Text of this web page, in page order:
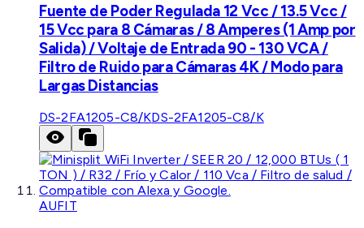
Fuente de Poder Regulada 12 Vcc / 13.5 Vcc /
15 Vcc para 8 Cámaras / 8 Amperes (1 Amp por
Salida) / Voltaje de Entrada 90 - 130 VCA /
Filtro de Ruido para Cámaras 4K / Modo para
Largas Distancias
DS-2FA1205-C8/KDS-2FA1205-C8/K
AUFIT